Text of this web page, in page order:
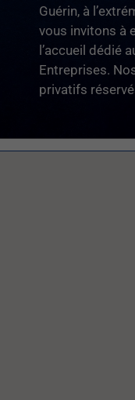
Guérin, à
vous invitons à
l’accueil dédié
Entreprises.
privatifs